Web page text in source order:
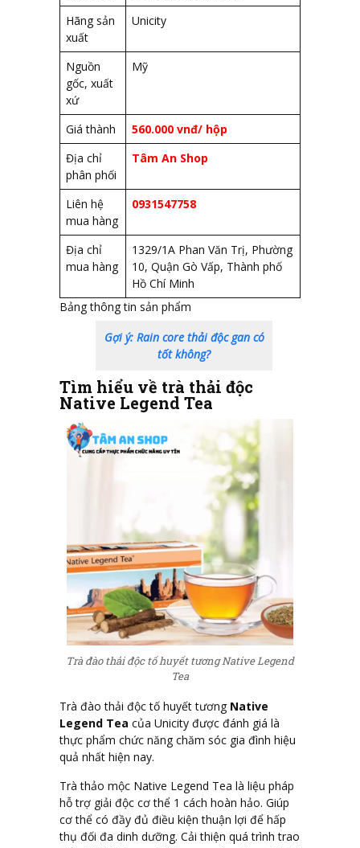
Hãng sản
xuất
Unicity
Nguồn
gốc, xuất
xứ
Mỹ
Giá thành
560.000 vnđ/ hộp
Địa chỉ
phân phối
Tâm An Shop
Liên hệ
mua hàng
0931547758
Địa chỉ
mua hàng
1329/1A Phan Văn Trị, Phường
10, Quận Gò Vấp, Thành phố
Hồ Chí Minh
Bảng thông tin sản phẩm
Gợi ý: Rain core thải độc gan có
tốt không?
Tìm hiểu về trà thải độc
Native Legend Tea
Trà đào thải độc tố huyết tương Native Legend
Tea
Trà đào thải độc tố huyết tương Native
Legend Tea của Unicity được đánh giá là
thực phẩm chức năng chăm sóc gia đình hiệu
quả nhất hiện nay.
Trà thảo mộc Native Legend Tea là liệu pháp
hỗ trợ giải độc cơ thể 1 cách hoàn hảo. Giúp
cơ thể có đầy đủ điều kiện thuận lợi để hấp
thụ đối đa dinh dưỡng. Cải thiện quá trình trao